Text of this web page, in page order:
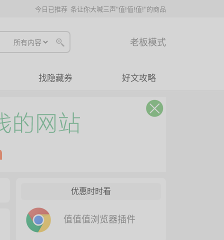
今日已推荐 条让你大喊三声"值!值!值!"的商品
老板模式
找隐藏券 好文攻略
优惠时时看
值值值浏览器插件